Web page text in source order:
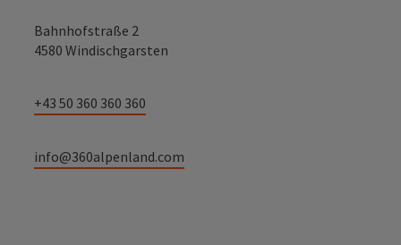
Bahnhofstraße 2
4580 Windischgarsten
+43 50 360 360 360
info@360alpenland.com